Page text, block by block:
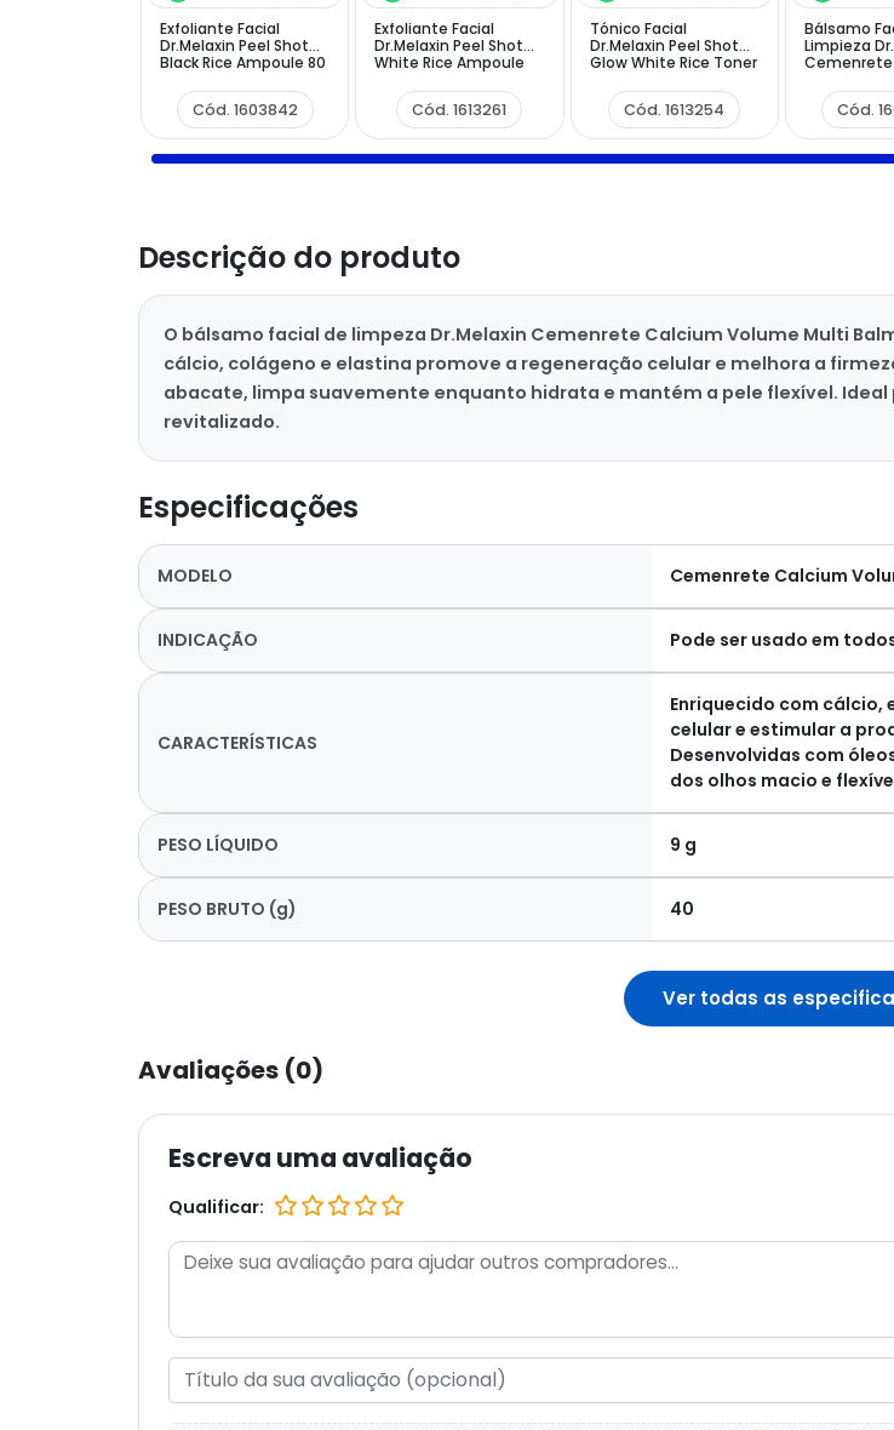
Exfoliante Facial
Dr.Melaxin Peel Shot
Black Rice Ampoule 80
Cód. 1603842
Exfoliante Facial
Dr.Melaxin Peel Shot
White Rice Ampoule
Cód. 1613261
Tónico Facial
Dr.Melaxin Peel Shot
Glow White Rice Toner
Cód. 1613254
Bálsamo
Limpieza
9 g
Cód.
Descrição do produto
O bálsamo facial de limpeza Dr.Melaxin Cemenrete Calcium Volume Multi
cálcio, colágeno e elastina promove a regeneração celular e melhora a
abacate, limpa suavemente enquanto hidrata e mantém a pele flexível.
revitalizado.
Especificações
MODELO Cemenrete Calcium
INDICAÇÃO Pode ser usado em
CARACTERÍSTICAS
Enriquecido com
celular e estimular a
Desenvolvidas com
dos olhos macio e
PESO LÍQUIDO 9 g
PESO BRUTO (g) 40
Ver todas as
Avaliações (0)
Escreva uma avaliação
Qualificar: